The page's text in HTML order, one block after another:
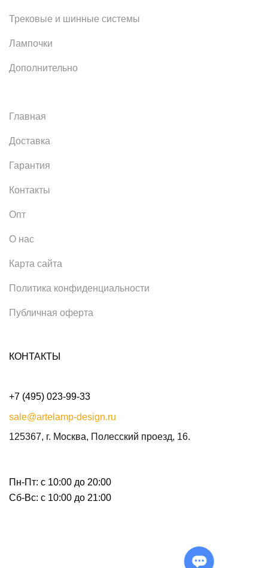
Трековые и шинные системы
Лампочки
Дополнительно
Главная
Доставка
Гарантия
Контакты
Опт
О нас
Карта сайта
Политика конфиденциальности
Публичная оферта
КОНТАКТЫ
+7 (495) 023-99-33
sale@artelamp-design.ru
125367, г. Москва, Полесский проезд, 16.
Пн-Пт: с 10:00 до 20:00
Сб-Вс: с 10:00 до 21:00